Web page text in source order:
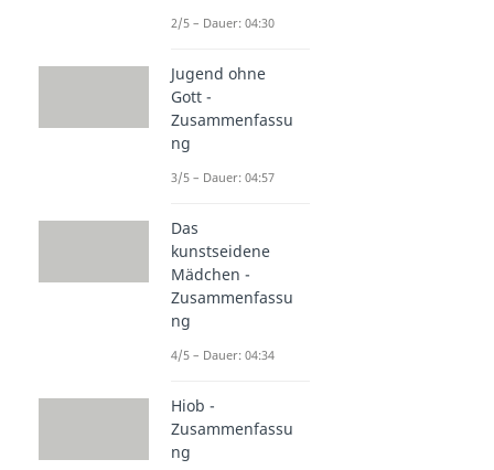
2/5 – Dauer: 04:30
Jugend ohne
Gott -
Zusammenfassu
ng
3/5 – Dauer: 04:57
Das
kunstseidene
Mädchen -
Zusammenfassu
ng
4/5 – Dauer: 04:34
Hiob -
Zusammenfassu
ng